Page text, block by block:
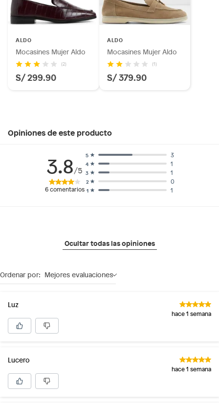
ALDO
Mocasines Mujer Aldo
(2)
S/ 299.90
ALDO
Mocasines Mujer Aldo
(1)
S/ 379.90
Opiniones de este producto
3.8/5
6 comentarios 1 1
2 0
3 1
4 1
5 3
Ocultar todas las opiniones
Ordenar por: Mejores evaluaciones
Luz
hace 1 semana
Lucero
hace 1 semana